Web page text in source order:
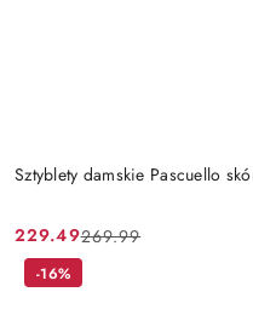
Sztyblety damskie Pascuello
Cena
promocyjna:
229.49
Cena
przed
269.99
-16%